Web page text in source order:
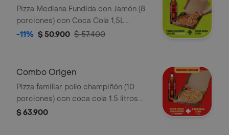
Pizza Mediana Fundida con Jamón (8
porciones) con Coca Cola 1,5L.
Incluye Salsa de Ajo, Sazonador
-11% $ 50.900 $ 57.400
Combo Origen
Pizza familiar pollo champiñón (10
porciones) con coca cola 1.5 litros.
Incluye Salsa de Ajo, Sazonador
$ 63.900